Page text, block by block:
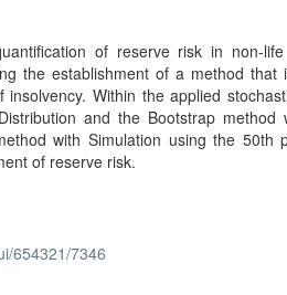
of reserve risk in non-life
the establishment of a method that
Within the applied
and the Bootstrap method
with Simulation using the 50th
of reserve risk.
654321/7346